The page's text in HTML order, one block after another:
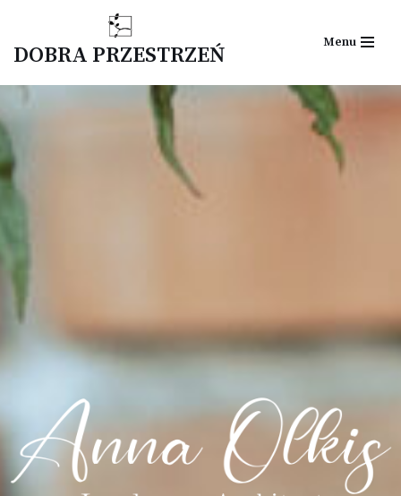
Przejdź
treści
DOBRA PRZESTRZEŃ Menu